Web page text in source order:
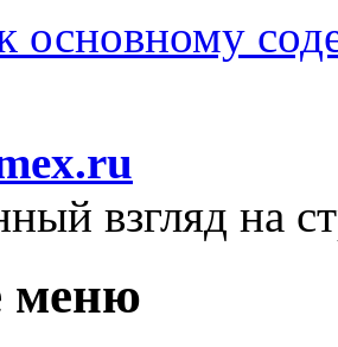
основному
взгляд на
меню